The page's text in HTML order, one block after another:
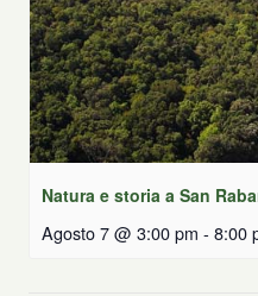
Natura e storia a San
Agosto 7 @ 3:00 pm - 8:00